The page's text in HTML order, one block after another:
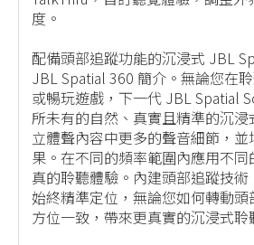
度。
配備頭部追蹤功能的沉浸式 JBL
JBL Spatial 360 簡介。無論您在
或暢玩遊戲，下一代 JBL Spatial
所未有的自然、真實且精準的沉
立體聲內容中更多的聲音細節，
果。在不同的頻率範圍內應用不
真的聆聽體驗。內建頭部追蹤技
始終精準定位，無論您如何轉動
方位一致，帶來更真實的沉浸式聆